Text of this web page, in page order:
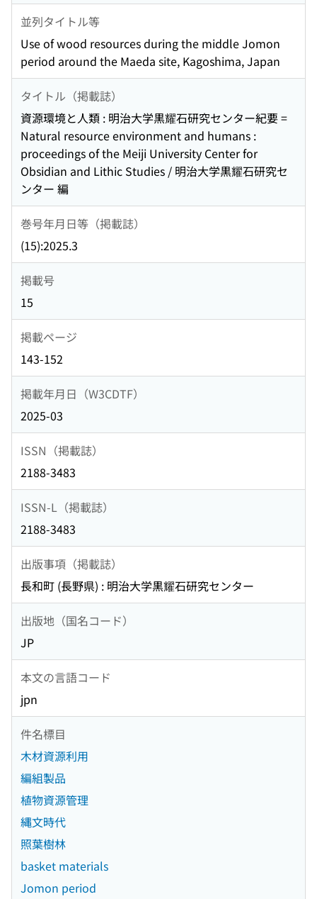
並列タイトル等
Use of wood resources during the middle Jomon
period around the Maeda site, Kagoshima, Japan
タイトル（掲載誌）
資源環境と人類 : 明治大学黒耀石研究センター紀要 =
Natural resource environment and humans :
proceedings of the Meiji University Center for
Obsidian and Lithic Studies / 明治大学黒耀石研究セ
ンター 編
巻号年月日等（掲載誌）
(15):2025.3
掲載号
15
掲載ページ
143-152
掲載年月日（W3CDTF）
2025-03
ISSN（掲載誌）
2188-3483
ISSN-L（掲載誌）
2188-3483
出版事項（掲載誌）
長和町 (長野県) : 明治大学黒耀石研究センター
出版地（国名コード）
JP
本文の言語コード
jpn
件名標目
木材資源利用
編組製品
植物資源管理
縄文時代
照葉樹林
basket materials
Jomon period